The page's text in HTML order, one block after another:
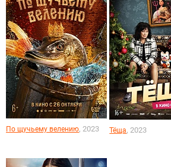
По щучьему велению, 2023 Тёща, 2023